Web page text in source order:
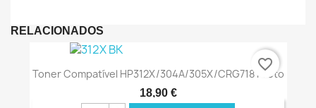
RELACIONADOS
Toner Compatível HP312X/304A/305X/CRG718 Preto
18,90 €
favorite_border